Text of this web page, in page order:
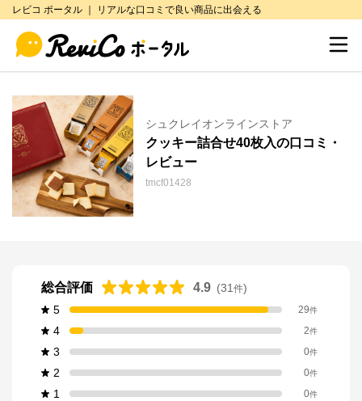
レビコ ポータル ｜ リアルな口コミで良い商品に出会える
シュクレイオンラインストア
クッキー詰合せ40枚入の口コミ・
レビュー
tmcf01428
総合評価 4.9 (31 件)
5
29件
4 2件
3 0件
2 0件
1 0件